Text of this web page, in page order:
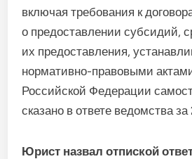
включая требования к
о предоставлении субсидий,
их предоставления,
нормативно-правовыми
Российской Федерации
сказано в ответе ведомства за
Юрист назвал отпиской